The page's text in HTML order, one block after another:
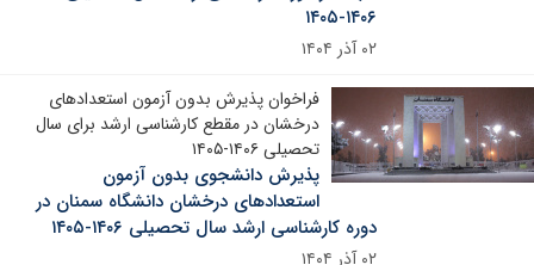
۱۴۰۶-۱۴۰۵
۰۲ آذر ۱۴۰۴
فراخوان پذیرش بدون آزمون استعدادهای
درخشان در مقطع کارشناسی ارشد برای سال
تحصیلی ۱۴۰۶-۱۴۰۵
پذیرش دانشجوی بدون آزمون
استعدادهای درخشان دانشگاه سمنان در
دوره کارشناسی ارشد سال تحصیلی ۱۴۰۶-۱۴۰۵
۰۲ آذر ۱۴۰۴